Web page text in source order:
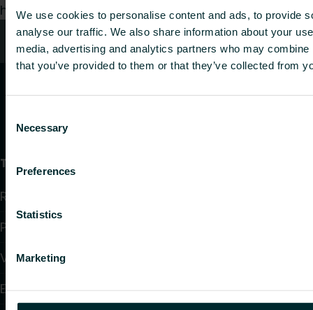
We use cookies to personalise content and ads, to provide
analyse our traffic. We also share information about your
media, advertising and analytics partners who may
that you’ve provided to them or that they’ve collected from
Selection
Necessary
Preferences
Statistics
Marketing
hea meelega teie päringule.
Kontaktid
Tooted
Radiaatorid ja vannitoaradiaatorid
Põrandaküte ja jahutus
Ventilaatoriga konvektorid
Elektriküte